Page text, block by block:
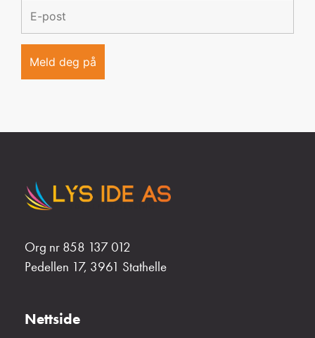
Org nr 858 137 012
Pedellen 17, 3961 Stathelle
Nettside